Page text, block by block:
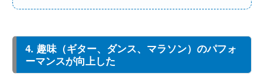
4. 趣味（ギター、ダンス、マラソン）のパフォ
ーマンスが向上した